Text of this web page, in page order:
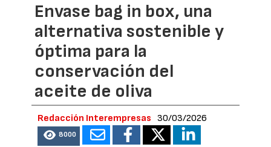
Envase bag in box, una
alternativa sostenible y
óptima para la
conservación del
aceite de oliva
Redacción Interempresas 30/03/2026
8000